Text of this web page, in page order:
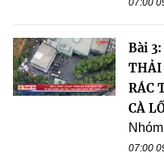
07:00
Bài
THẢI
RÁC
CÀ
07:00